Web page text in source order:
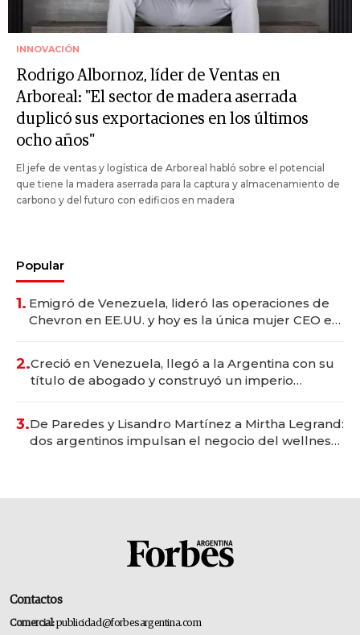
INNOVACIÓN
Rodrigo Albornoz, líder de Ventas en
Arboreal: "El sector de madera aserrada
duplicó sus exportaciones en los últimos
ocho años"
El jefe de ventas y logística de Arboreal habló sobre el potencial
que tiene la madera aserrada para la captura y almacenamiento de
carbono y del futuro con edificios en madera
Popular
1. Emigró de Venezuela, lideró las operaciones de
Chevron en EE.UU. y hoy es la única mujer CEO en
2.Creció en Venezuela, llegó a la Argentina con su
título de abogado y construyó un imperio
3.De Paredes y Lisandro Martínez a Mirtha Legrand:
dos argentinos impulsan el negocio del wellness
Contactos
Comercial:publicidad@forbesargentina.com